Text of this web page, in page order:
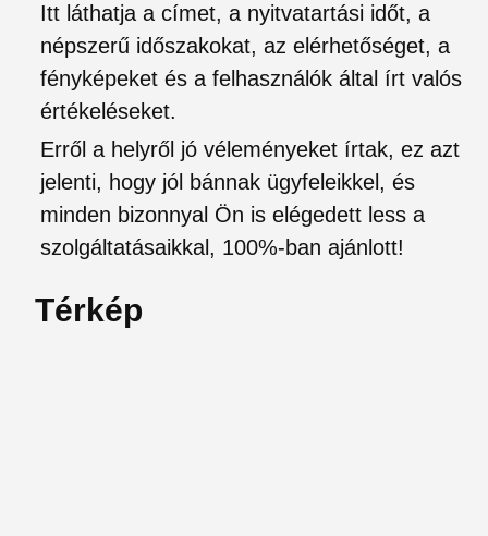
Itt láthatja a címet, a nyitvatartási időt, a
népszerű időszakokat, az elérhetőséget, a
fényképeket és a felhasználók által írt valós
értékeléseket.
Erről a helyről jó véleményeket írtak, ez azt
jelenti, hogy jól bánnak ügyfeleikkel, és
minden bizonnyal Ön is elégedett less a
szolgáltatásaikkal, 100%-ban ajánlott!
Térkép